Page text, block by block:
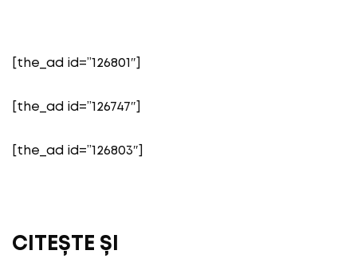
[the_ad id=”126801″]
[the_ad id=”126747″]
[the_ad id=”126803″]
CITEȘTE ȘI